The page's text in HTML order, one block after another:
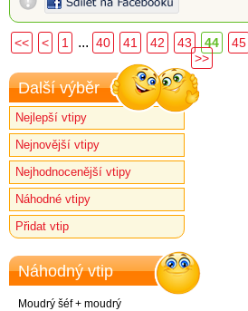
<< < 1 ... 40 41 42 43 44 45
>>
Další výběr
Nejlepší vtipy
Nejnovější vtipy
Nejhodnocenější vtipy
Náhodné vtipy
Přidat vtip
Náhodný vtip
Moudrý šéf + moudrý